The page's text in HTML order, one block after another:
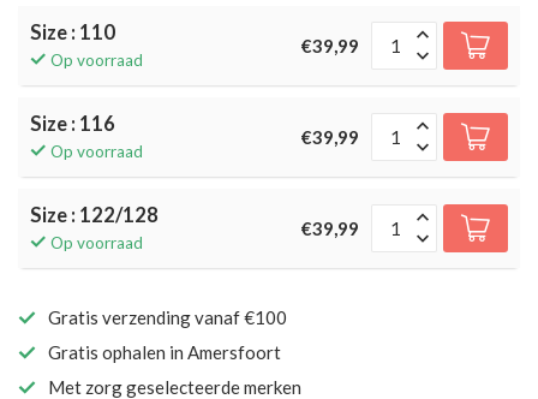
Size : 110
Op voorraad
€39,99
Size : 116
Op voorraad
€39,99
Size : 122/128
Op voorraad
€39,99
Gratis verzending vanaf €100
Gratis ophalen in Amersfoort
Met zorg geselecteerde merken